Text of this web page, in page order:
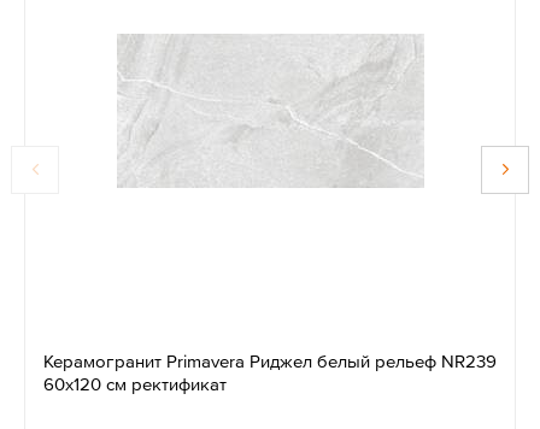
Керамогранит Primavera Риджел белый рельеф NR239
60x120 см ректификат